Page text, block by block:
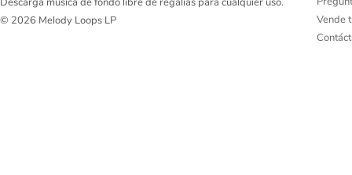
© 2026 Melody Loops LP
Vende